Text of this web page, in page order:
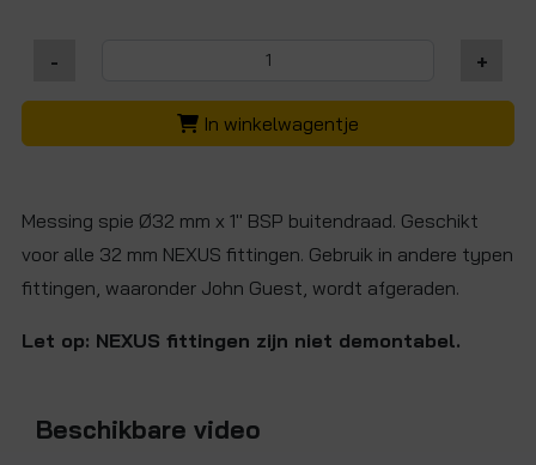
- +
In winkelwagentje
Messing spie Ø32 mm x 1" BSP buitendraad. Geschikt
voor alle 32 mm NEXUS fittingen. Gebruik in andere typen
fittingen, waaronder John Guest, wordt afgeraden.
Let op: NEXUS fittingen zijn niet demontabel.
Beschikbare video